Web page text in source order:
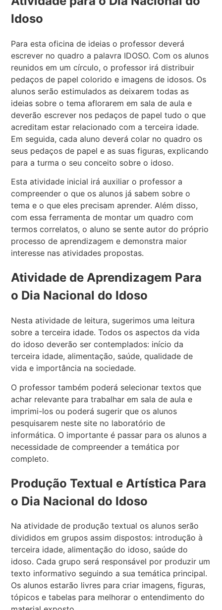
Idoso
Para esta oficina de ideias o professor deverá
escrever no quadro a palavra IDOSO. Com os alunos
reunidos em um círculo, o professor irá distribuir
pedaços de papel colorido e imagens de idosos. Os
alunos serão estimulados as deixarem todas as
ideias sobre o tema aflorarem em sala de aula e
deverão escrever nos pedaços de papel tudo o que
acreditam estar relacionado com a terceira idade.
Em seguida, cada aluno deverá colar no quadro os
seus pedaços de papel e as suas figuras, explicando
para a turma o seu conceito sobre o idoso.
Esta atividade inicial irá auxiliar o professor a
compreender o que os alunos já sabem sobre o
tema e o que eles precisam aprender. Além disso,
com essa ferramenta de montar um quadro com
termos correlatos, o aluno se sente autor do próprio
processo de aprendizagem e demonstra maior
interesse nas atividades propostas.
Atividade de Aprendizagem Para
o Dia Nacional do Idoso
Nesta atividade de leitura, sugerimos uma leitura
sobre a terceira idade. Todos os aspectos da vida
do idoso deverão ser contemplados: início da
terceira idade, alimentação, saúde, qualidade de
vida e importância na sociedade.
O professor também poderá selecionar textos que
achar relevante para trabalhar em sala de aula e
imprimi-los ou poderá sugerir que os alunos
pesquisarem neste site no laboratório de
informática. O importante é passar para os alunos a
necessidade de compreender a temática por
completo.
Produção Textual e Artística Para
o Dia Nacional do Idoso
Na atividade de produção textual os alunos serão
divididos em grupos assim dispostos: introdução à
terceira idade, alimentação do idoso, saúde do
idoso. Cada grupo será responsável por produzir um
texto informativo seguindo a sua temática principal.
Os alunos estarão livres para criar imagens, figuras,
tópicos e tabelas para melhorar o entendimento do